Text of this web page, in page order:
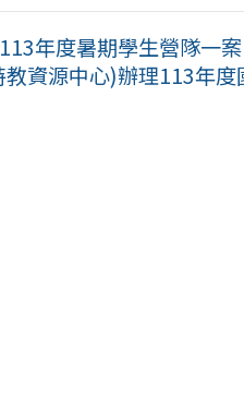
年度暑期學生營隊一案
資源中心)辦理113年度